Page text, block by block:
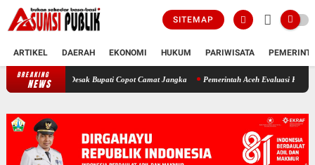
SITEMAP
ARTIKEL DAERAH EKONOMI HUKUM PARIWISATA
BREAKING
NEWS Polemik SKT Korban Bencana di Bireuen: Pimpinan DPRK Desak Bupati